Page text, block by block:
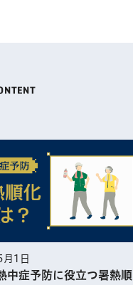
1日
中症予防に役⽴つ暑熱順